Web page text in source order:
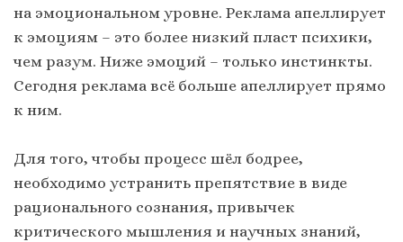
на эмоциональном уровне. Реклама апеллирует
к эмоциям – это более низкий пласт психики,
чем разум. Ниже эмоций – только инстинкты.
Сегодня реклама всё больше апеллирует прямо
к ним.
Для того, чтобы процесс шёл бодрее,
необходимо устранить препятствие в виде
рационального сознания, привычек
критического мышления и научных знаний,